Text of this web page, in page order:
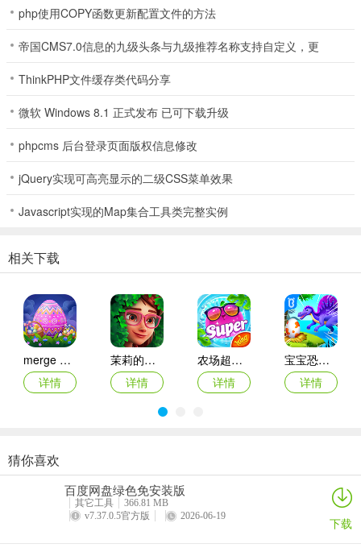
7、通过互联网可轻松实现手机和平板设备的同步，还能解锁完整的游
米的快乐旅程，帮助她找到蒂菲，尽情滑动和消除糖果，体验充满魔
游戏亮点
4、简单的操作，只要玩一下立刻就能上手
糖果苏打传奇攻略
1、泡泡糖模式：主要任务就是消除游戏界面中的所有泡泡糖，全部!!!
是不是吓到了?不用怕，游戏是有提示的，玩家应该都比较容易过关。
2、蜂蜜模式：目的是解救糖果熊，糖果熊被困在蜂蜜里面了。要先消
除蜂蜜边上的糖果，让蜂蜜散了。每个空格显示的蜂窝数量表示完全
就会在游戏界面上长出果酱了，游戏目的是让果酱遍布整个界面。在
特殊时候可以使用下道具哦。
4、巧克力模式：巧克力会蔓延开覆盖在糖果上，要想过关的话都必须
先消除巧克力的。
php使用COPY函数更新配置文件的方法
帝国CMS7.0信息的九级头条与九级推荐名称支持自定义，更
ThinkPHP文件缓存类代码分享
微软 Windows 8.1 正式发布 已可下载升级
phpcms 后台登录页面版权信息修改
jQuery实现可高亮显示的二级CSS菜单效果
Javascript实现的Map集合工具类完整实例
相关下载
merge dragons ios版
详情
茉莉的花园ipad版
详情
农场超级传奇苹果版
详情
宝宝恐龙家园ios版
详情
月兔漫游苹果版
人力资源机器ios版
详情
宠物拯救传奇苹果版(Pet Rescue Saga)
鹅鸭杀苹果版
猜你喜欢
百度网盘绿色免安装版
其它工具
366.81 MB
v7.37.0.5官方版
2026-06-19 下载